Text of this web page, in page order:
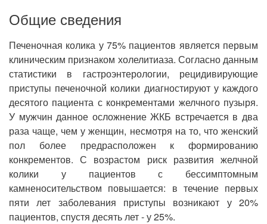
Общие сведения
Печеночная колика у 75% пациентов является первым
клиническим признаком холелитиаза. Согласно данным
статистики в гастроэнтерологии, рецидивирующие
приступы печеночной колики диагностируют у каждого
десятого пациента с конкрементами желчного пузыря.
У мужчин данное осложнение ЖКБ встречается в два
раза чаще, чем у женщин, несмотря на то, что женский
пол более предрасположен к формированию
конкрементов. С возрастом риск развития желчной
колики у пациентов с бессимптомным
камненосительством повышается: в течение первых
пяти лет заболевания приступы возникают у 20%
пациентов, спустя десять лет - у 25%.